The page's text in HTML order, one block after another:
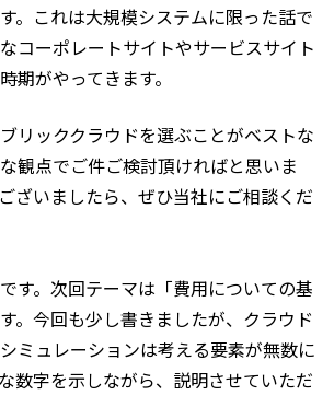
。これは大規模システムに限った話で
コーポレートサイトやサービスサイト
期がやってきます。
リッククラウドを選ぶことがベストな
な観点でご件ご検討頂ければと思いま
ざいましたら、ぜひ当社にご相談くだ
す。次回テーマは「費用についての基
。今回も少し書きましたが、クラウド
ミュレーションは考える要素が無数に
数字を示しながら、説明させていただ